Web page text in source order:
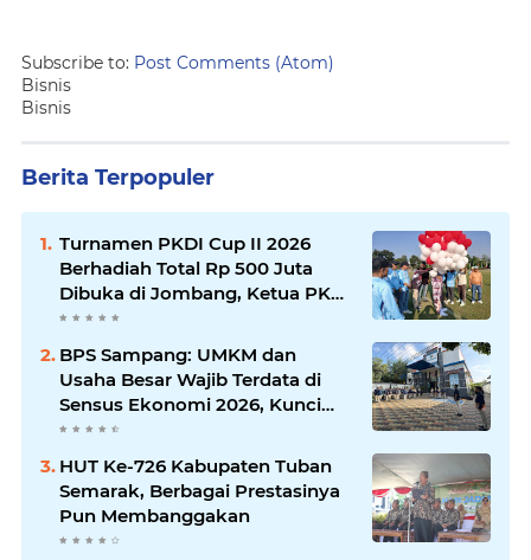
Subscribe to: Post Comments (Atom)
Bisnis
Bisnis
Berita Terpopuler
Turnamen PKDI Cup II 2026
Berhadiah Total Rp 500 Juta
Dibuka di Jombang, Ketua PKDI
Jatim Syaifullah Mahdi: Ajang
Komunikasi Antar-Kades untuk
Memajukan Desa
BPS Sampang: UMKM dan
Usaha Besar Wajib Terdata di
Sensus Ekonomi 2026, Kunci
Kebijakan Tepat Sasaran
HUT Ke-726 Kabupaten Tuban
Semarak, Berbagai Prestasinya
Pun Membanggakan